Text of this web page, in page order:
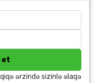
et
ərzində sizinlə əlaqə